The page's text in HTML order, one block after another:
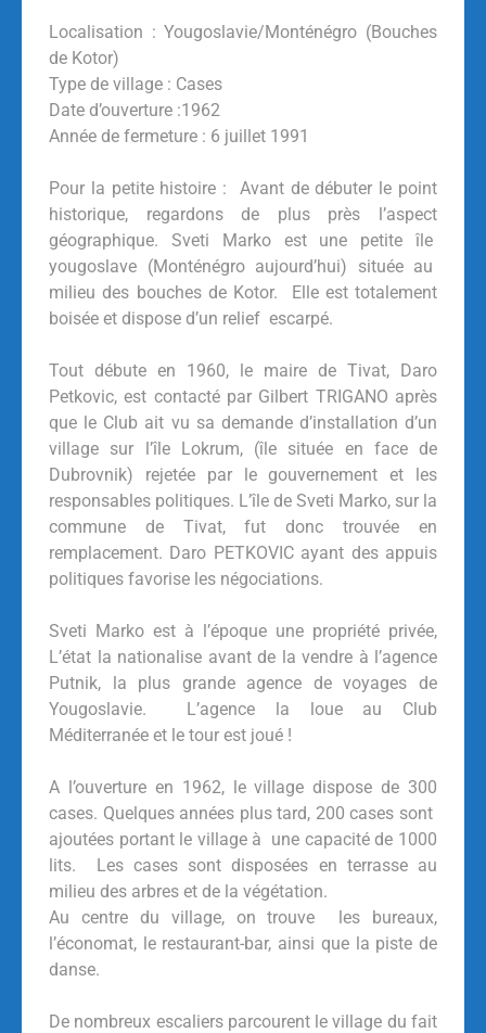
Localisation : Yougoslavie/Monténégro (Bouches
de Kotor)
Type de village : Cases
Date d’ouverture :1962
Année de fermeture : 6 juillet 1991
Pour la petite histoire : Avant de débuter le point
historique, regardons de plus près l’aspect
géographique. Sveti Marko est une petite île
yougoslave (Monténégro aujourd’hui) située au
milieu des bouches de Kotor. Elle est totalement
boisée et dispose d’un relief escarpé.
Tout débute en 1960, le maire de Tivat, Daro
Petkovic, est contacté par Gilbert TRIGANO après
que le Club ait vu sa demande d’installation d’un
village sur l’île Lokrum, (île située en face de
Dubrovnik) rejetée par le gouvernement et les
responsables politiques. L’île de Sveti Marko, sur la
commune de Tivat, fut donc trouvée en
remplacement. Daro PETKOVIC ayant des appuis
politiques favorise les négociations.
Sveti Marko est à l’époque une propriété privée,
L’état la nationalise avant de la vendre à l’agence
Putnik, la plus grande agence de voyages de
Yougoslavie. L’agence la loue au Club
Méditerranée et le tour est joué !
A l’ouverture en 1962, le village dispose de 300
cases. Quelques années plus tard, 200 cases sont
ajoutées portant le village à une capacité de 1000
lits. Les cases sont disposées en terrasse au
milieu des arbres et de la végétation.
Au centre du village, on trouve les bureaux,
l’économat, le restaurant-bar, ainsi que la piste de
danse.
De nombreux escaliers parcourent le village du fait